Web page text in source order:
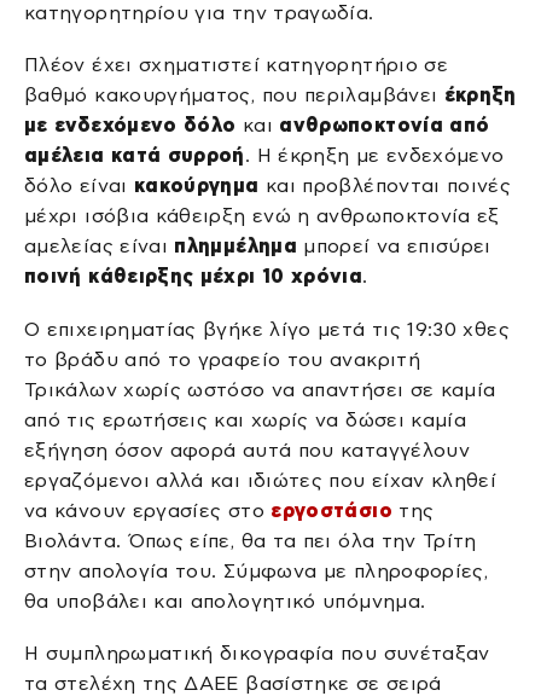
κατηγορητηρίου για την τραγωδία.
Πλέον έχει σχηματιστεί κατηγορητήριο σε
βαθμό κακουργήματος, που περιλαμβάνει έκρηξη
με ενδεχόμενο δόλο και ανθρωποκτονία από
αμέλεια κατά συρροή. Η έκρηξη με ενδεχόμενο
δόλο είναι κακούργημα και προβλέπονται ποινές
μέχρι ισόβια κάθειρξη ενώ η ανθρωποκτονία εξ
αμελείας είναι πλημμέλημα μπορεί να επισύρει
ποινή κάθειρξης μέχρι 10 χρόνια.
Ο επιχειρηματίας βγήκε λίγο μετά τις 19:30 χθες
το βράδυ από το γραφείο του ανακριτή
Τρικάλων χωρίς ωστόσο να απαντήσει σε καμία
από τις ερωτήσεις και χωρίς να δώσει καμία
εξήγηση όσον αφορά αυτά που καταγγέλουν
εργαζόμενοι αλλά και ιδιώτες που είχαν κληθεί
να κάνουν εργασίες στο εργοστάσιο της
Βιολάντα. Όπως είπε, θα τα πει όλα την Τρίτη
στην απολογία του. Σύμφωνα με πληροφορίες,
θα υποβάλει και απολογητικό υπόμνημα.
Η συμπληρωματική δικογραφία που συνέταξαν
τα στελέχη της ΔΑΕΕ βασίστηκε σε σειρά